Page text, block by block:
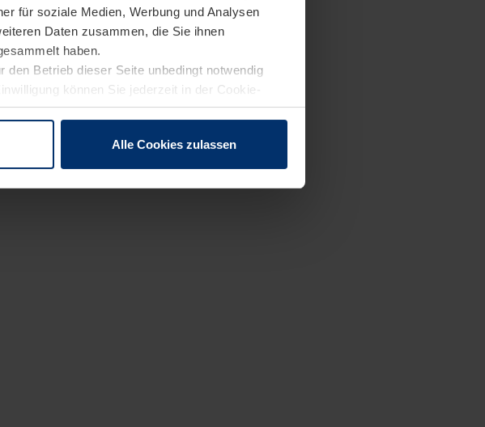
für soziale Medien, Werbung und Analysen
Daten zusammen, die Sie ihnen
haben.
Betrieb dieser Seite unbedingt notwendig
können Sie jederzeit in der Cookie-
oder widerrufen.
Alle Cookies zulassen